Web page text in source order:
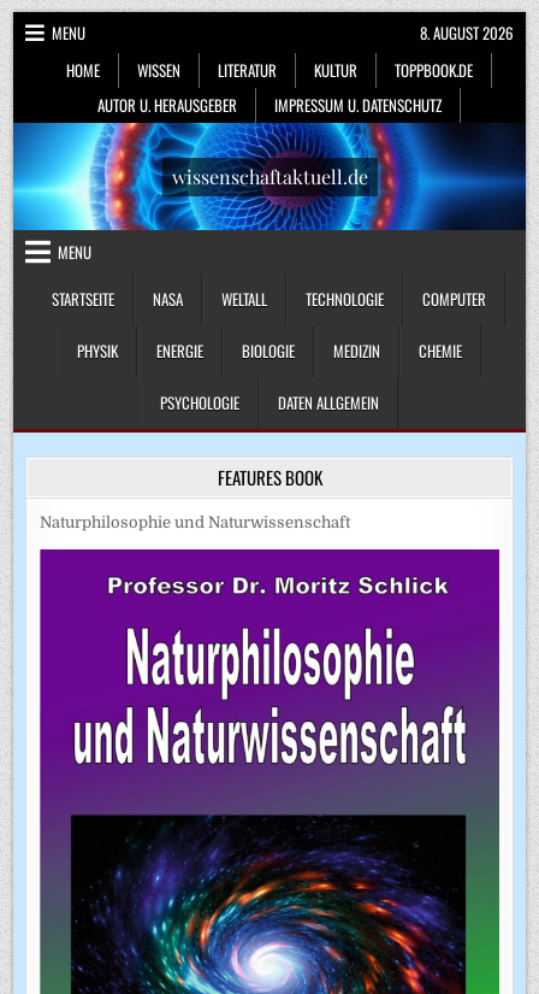
Skip
to
content
MENU
HOME
WISSEN LITERATUR KULTUR
TOPPBOOK.DE
AUTOR U. HERAUSGEBER
IMPRESSUM U. DATENSCHUTZ
8. AUGUST 2026
wissenschaftaktuell.de
MENU
STARTSEITE
NASA WELTALL TECHNOLOGIE COMPUTER
PHYSIK ENERGIE BIOLOGIE MEDIZIN CHEMIE
PSYCHOLOGIE DATEN ALLGEMEIN
FEATURES BOOK
Naturphilosophie und Naturwissenschaft